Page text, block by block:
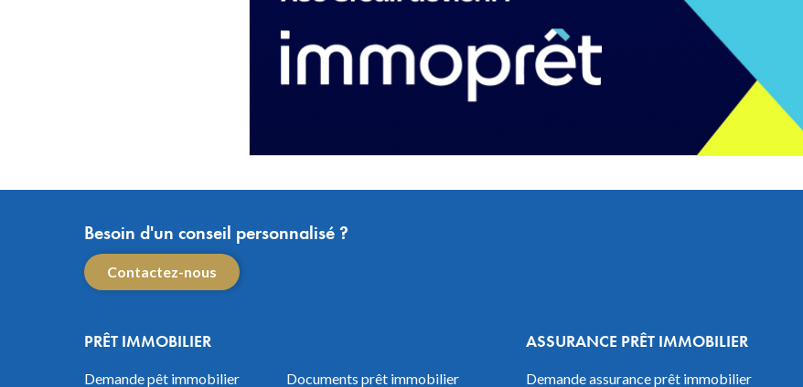
Besoin d'un conseil personnalisé ?
Contactez-nous
PRÊT IMMOBILIER
Demande pêt immobilier Documents prêt immobilier
ASSURANCE PRÊT IMMOBILIER
Demande assurance prêt immobilier